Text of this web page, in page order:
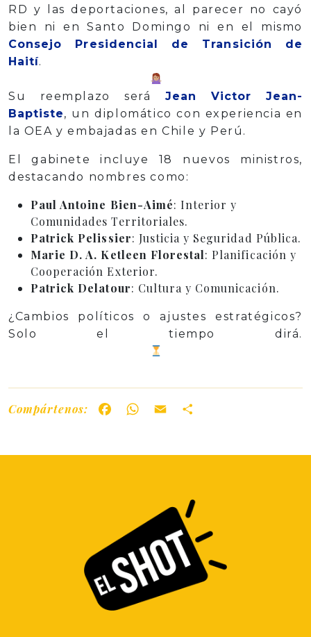
RD y las deportaciones, al parecer no cayó
bien ni en Santo Domingo ni en el mismo
Consejo Presidencial de Transición de
Haití.
Su reemplazo será Jean Victor Jean-
Baptiste, un diplomático con experiencia en
la OEA y embajadas en Chile y Perú.
El gabinete incluye 18 nuevos ministros,
destacando nombres como:
Paul Antoine Bien-Aimé: Interior y
Comunidades Territoriales.
Patrick Pelissier: Justicia y Seguridad Pública.
Marie D. A. Ketleen Florestal: Planificación y
Cooperación Exterior.
Patrick Delatour: Cultura y Comunicación.
¿Cambios políticos o ajustes estratégicos?
Solo el tiempo dirá.
Compártenos: FacebookWhatsApp
Email